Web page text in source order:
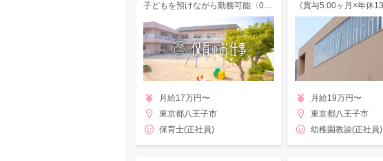
子どもを預けながら勤務可能〈0歳～2歳大歓迎＾＾〉★賞与年4回★住宅手当あり
月給17万円〜
東京都八王子市
保育士(正社員)
月給19万円〜
東京都八王子市
幼稚園教諭(正社員)